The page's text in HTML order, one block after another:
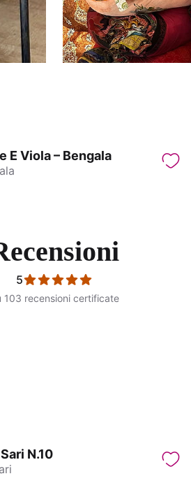
E Viola – Bengala
5
103 recensioni certificate
N.10